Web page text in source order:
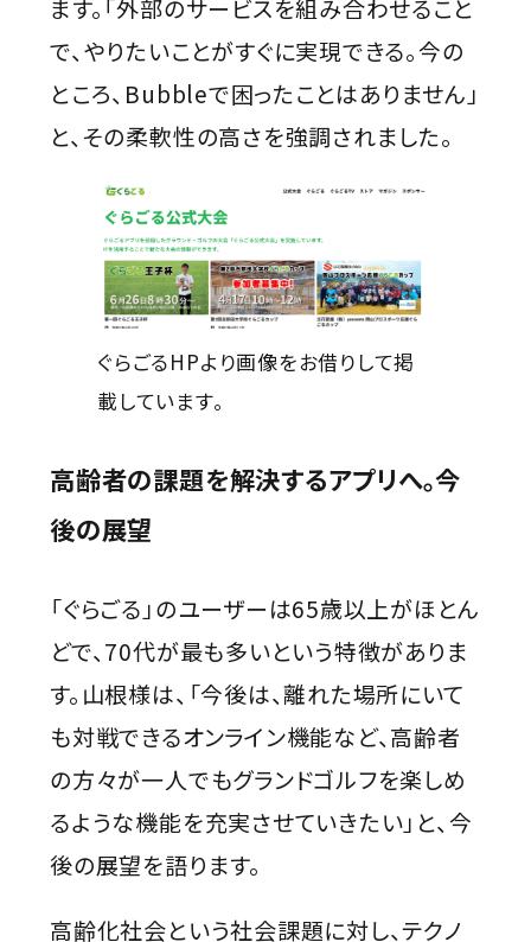
ます。「外部のサービスを組み合わせること
で、やりたいことがすぐに実現できる。今の
ところ、Bubbleで困ったことはありません」
と、その柔軟性の高さを強調されました。
ぐらごるHPより画像をお借りして掲
載しています。
高齢者の課題を解決するアプリへ。今
後の展望
「ぐらごる」のユーザーは65歳以上がほとん
どで、70代が最も多いという特徴がありま
す。山根様は、「今後は、離れた場所にいて
も対戦できるオンライン機能など、高齢者
の方々が一人でもグランドゴルフを楽しめ
るような機能を充実させていきたい」と、今
後の展望を語ります。
高齢化社会という社会課題に対し、テクノ